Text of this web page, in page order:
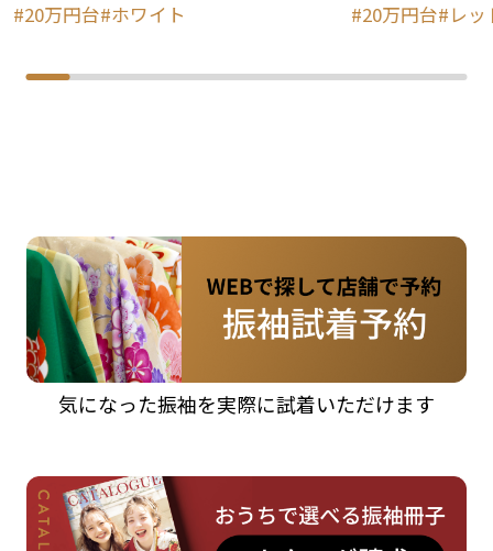
20万円台 ホワイト
20万円台 レッ
気になった振袖を実際に試着いただけます